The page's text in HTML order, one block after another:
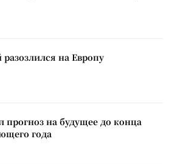
на Европу
прогноз на будущее до конца
года